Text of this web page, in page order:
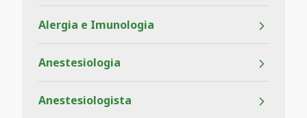
Alergia e Imunologia
Anestesiologia
Anestesiologista